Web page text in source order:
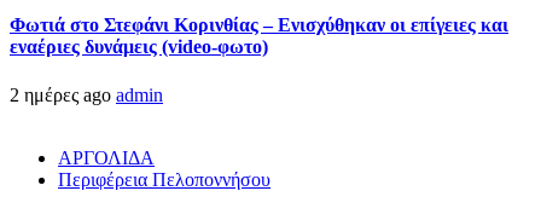
Φωτιά στο Στεφάνι Κορινθίας – Ενισχύθηκαν οι επίγειες και
εναέριες δυνάμεις (video-φωτο)
2 ημέρες ago admin
ΑΡΓΟΛΙΔΑ
Περιφέρεια Πελοποννήσου